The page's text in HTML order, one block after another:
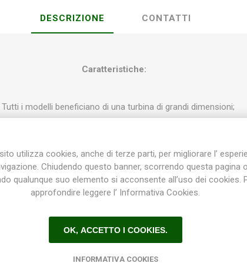
DESCRIZIONE CONTATTI
Caratteristiche:
Tutti i modelli beneficiano di una turbina di grandi dimensioni;
- Protezione motore IP65 classe F;
da incollare per tubo rigido (+ 2 conici avvitabili D-32-38
0,50 cv);
utilizza cookies, anche di terze parti, per migliorare l’
Chiudendo questo banner, scorrendo questa pagina o
qualunque suo elemento si acconsente all’uso dei cookies.
approfondire leggere l’ Informativa Cookies.
OK, ACCETTO I COOKIES.
INFORMATIVA COOKIES